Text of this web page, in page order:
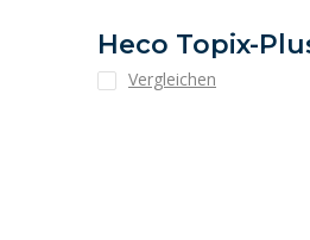
Heco Topix-
Vergleichen